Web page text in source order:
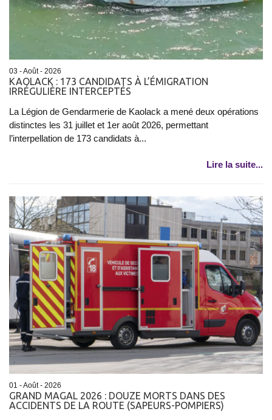
03 - Août - 2026
KAOLACK : 173 CANDIDATS À L’ÉMIGRATION
IRRÉGULIÈRE INTERCEPTÉS
La Légion de Gendarmerie de Kaolack a mené deux opérations
distinctes les 31 juillet et 1er août 2026, permettant
l’interpellation de 173 candidats à...
Lire la suite...
01 - Août - 2026
GRAND MAGAL 2026 : DOUZE MORTS DANS DES
ACCIDENTS DE LA ROUTE (SAPEURS-POMPIERS)